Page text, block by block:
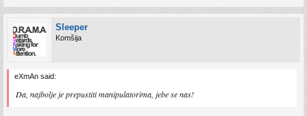
Sleeper
Komšija
eXmAn said:
Da, najbolje je prepustiti manipulatorima, jebe se nas!